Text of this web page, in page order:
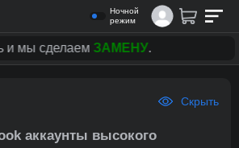
Ночной
режим
мы сделаемЗАМЕНУ.
Скрыть
аккаунты высокого